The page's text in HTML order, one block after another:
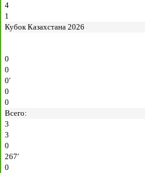
4
1
Кубок Казахстана 2026
0
0
0′
0
0
Всего:
3
3
0
267′
0